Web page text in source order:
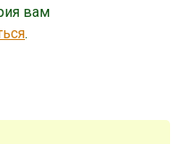
вам
.